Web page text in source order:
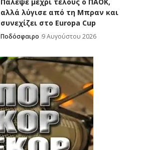
αλλά λύγισε από τη Μπραν και
συνεχίζει στο Europa Cup
Ποδόσφαιρο 9 Αυγούστου 2026